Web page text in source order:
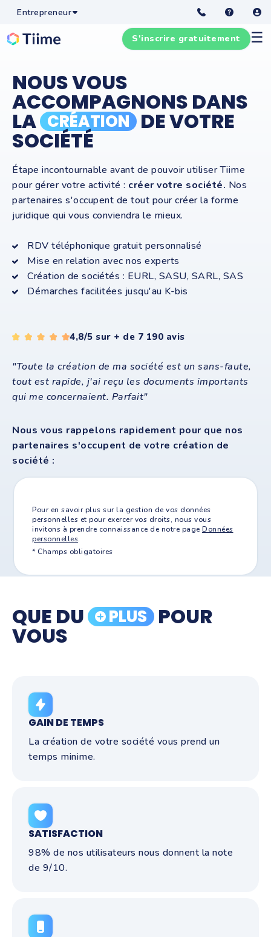
Entrepreneur
☰
S'inscrire gratuitement
NOUS VOUS
ACCOMPAGNONS DANS
LA CRÉATION DE VOTRE
SOCIÉTÉ
Étape incontournable avant de pouvoir utiliser Tiime
pour gérer votre activité : créer votre société. Nos
partenaires s'occupent de tout pour créer la forme
juridique qui vous conviendra le mieux.
RDV téléphonique gratuit personnalisé
Mise en relation avec nos experts
Création de sociétés : EURL, SASU, SARL, SAS
Démarches facilitées jusqu'au K-bis
4,8/5 sur + de 7 190 avis
"Toute la création de ma société est un sans-faute,
tout est rapide, j'ai reçu les documents importants
qui me concernaient. Parfait"
Nous vous rappelons rapidement pour que nos
partenaires s'occupent de votre création de
société :
Pour en savoir plus sur la gestion de vos données
personnelles et pour exercer vos droits, nous vous
invitons à prendre connaissance de notre page Données
personnelles.
* Champs obligatoires
QUE DU PLUS POUR
VOUS
GAIN DE TEMPS
La création de votre société vous prend un
temps minime.
SATISFACTION
98% de nos utilisateurs nous donnent la note
de 9/10.